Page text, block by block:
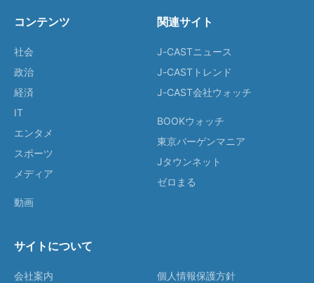
コンテンツ
社会
政治
経済
IT
エンタメ
スポーツ
メディア
動画
関連サイト
J-CASTニュース
J-CASTトレンド
J-CAST会社ウォッチ
BOOKウォッチ
東京バーゲンマニア
Jタウンネット
ゼロまる
サイトについて
会社案内
個人情報保護方針